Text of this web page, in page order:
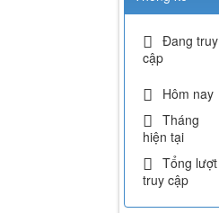
Đang truy
cập
Hôm nay
Tháng
hiện tại
Tổng lượt
truy cập